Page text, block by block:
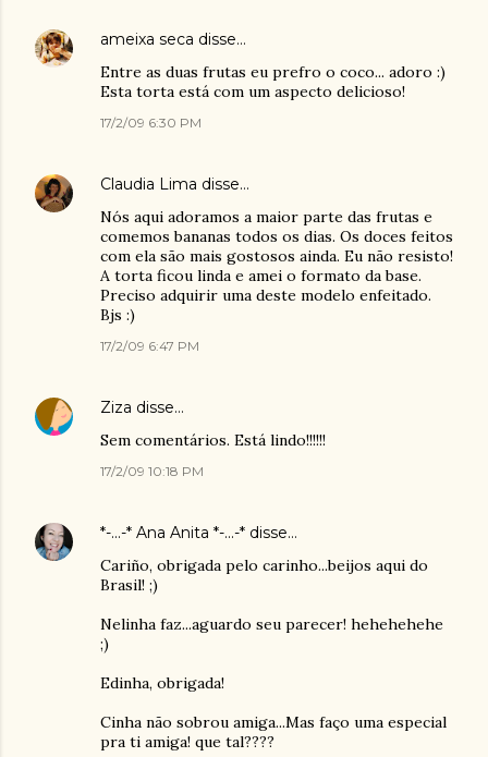
ameixa seca disse…
Entre as duas frutas eu prefro o coco... adoro :)
Esta torta está com um aspecto delicioso!
17/2/09 6:30 PM
Claudia Lima disse…
Nós aqui adoramos a maior parte das frutas e
comemos bananas todos os dias. Os doces feitos
com ela são mais gostosos ainda. Eu não resisto!
A torta ficou linda e amei o formato da base.
Preciso adquirir uma deste modelo enfeitado.
Bjs :)
17/2/09 6:47 PM
Ziza disse…
Sem comentários. Está lindo!!!!!!
17/2/09 10:18 PM
*-...-* Ana Anita *-...-* disse…
Cariño, obrigada pelo carinho...beijos aqui do
Brasil! ;)
Nelinha faz...aguardo seu parecer! hehehehehe
;)
Edinha, obrigada!
Cinha não sobrou amiga...Mas faço uma especial
pra ti amiga! que tal????